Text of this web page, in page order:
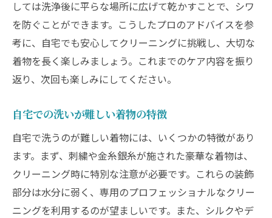
しては洗浄後に平らな場所に広げて乾かすことで、シワ
を防ぐことができます。こうしたプロのアドバイスを参
考に、自宅でも安心してクリーニングに挑戦し、大切な
着物を長く楽しみましょう。これまでのケア内容を振り
返り、次回も楽しみにしてください。
自宅での洗いが難しい着物の特徴
自宅で洗うのが難しい着物には、いくつかの特徴があり
ます。まず、刺繍や金糸銀糸が施された豪華な着物は、
クリーニング時に特別な注意が必要です。これらの装飾
部分は水分に弱く、専用のプロフェッショナルなクリー
ニングを利用するのが望ましいです。また、シルクやデ